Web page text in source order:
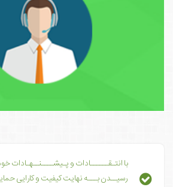
با انتـقــــــادات و پـیشــــنــهـادات
رسیــدن بـــه نهایت کیفیت و کارایی